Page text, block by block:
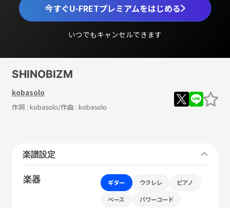
今すぐU-FRETプレミアムをはじめる
いつでもキャンセルできます
SHINOBIZM
kobasolo
作詞 : kobasolo/作曲 : kobasolo
楽譜設定
楽器 ギター ウクレレ ピアノ
ベース パワーコード